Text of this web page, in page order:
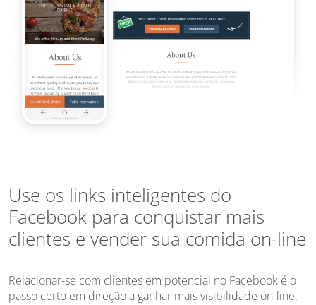
Use os links inteligentes do
Facebook para conquistar mais
clientes e vender sua comida on-line
Relacionar-se com clientes em potencial no Facebook é o
passo certo em direção a ganhar mais visibilidade on-line.